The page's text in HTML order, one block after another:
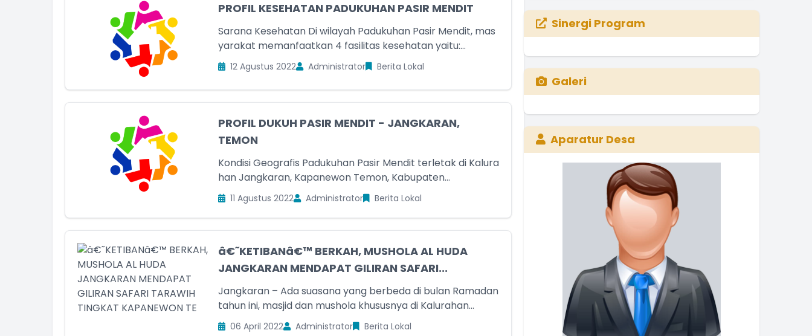
PROFIL KESEHATAN PADUKUHAN PASIR MENDIT
Sarana Kesehatan Di wilayah Padukuhan Pasir Mendit, mas
yarakat memanfaatkan 4 fasilitas kesehatan yaitu:...
12 Agustus 2022 Administrator Berita Lokal
PROFIL DUKUH PASIR MENDIT - JANGKARAN,
TEMON
Kondisi Geografis Padukuhan Pasir Mendit terletak di Kalura
han Jangkaran, Kapanewon Temon, Kabupaten...
11 Agustus 2022 Administrator Berita Lokal
â€˜KETIBANâ€™ BERKAH, MUSHOLA AL HUDA
JANGKARAN MENDAPAT GILIRAN SAFARI...
Jangkaran – Ada suasana yang berbeda di bulan Ramadan
tahun ini, masjid dan mushola khususnya di Kalurahan...
06 April 2022 Administrator Berita Lokal
Sinergi Program
Galeri
Aparatur Desa